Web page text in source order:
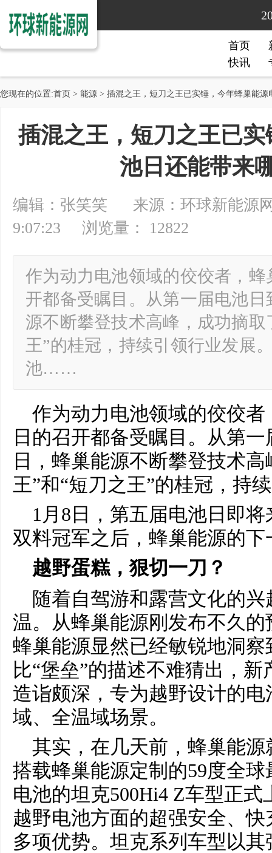
首页
快讯
您现在的位置:首页 > 能源 > 插混之王，短刀之王已实锤，今年蜂巢能
插混之王，短刀之王已
池日还能带来
编辑：张笑笑 来源：环球新能源
9:07:23 浏览量： 12822
作为动力电池领域的佼佼者，
开都备受瞩目。从第一届电池
源不断攀登技术高峰，成功摘取
王”的桂冠，持续引领行业发展
池……
作为动力电池领域的佼佼
日的召开都备受瞩目。从第
日，蜂巢能源不断攀登技术
王”和“短刀之王”的桂冠，持
1月8日，第五届电池日即
双料冠军之后，蜂巢能源的
越野蛋糕，狠切一刀？
随着自驾游和露营文化的
温。从蜂巢能源刚发布不久
蜂巢能源显然已经敏锐地洞
比“堡垒”的描述不难猜出，
造诣颇深，专为越野设计的
域、全温域场景。
其实，在几天前，蜂巢能
搭载蜂巢能源定制的59度全
电池的坦克500Hi4 Z车型正
越野电池方面的超强安全、
多项优势。坦克系列车型以